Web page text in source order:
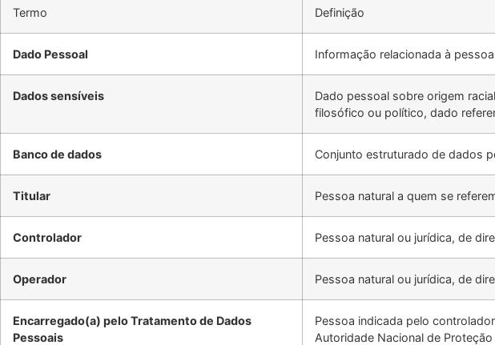
Termo Definição
Dado Pessoal Informação relacionada à
Dados sensíveis
Dado pessoal sobre origem
filosófico ou político, dado
Banco de dados Conjunto estruturado de dados
Titular Pessoa natural a quem se
Controlador Pessoa natural ou jurídica, de
Operador Pessoa natural ou jurídica, de
Encarregado(a) pelo Tratamento de Dados
Pessoais
Pessoa indicada pelo
Autoridade Nacional de